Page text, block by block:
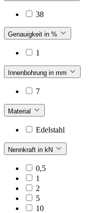
38
Genauigkeit in %
1
Innenbohrung in mm
7
Material
Edelstahl
Nennkraft in kN
0,5
1
2
5
10